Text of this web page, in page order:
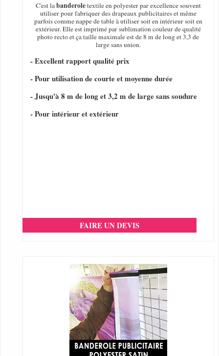
C'est labanderoletextile en polyester par excellence souvent
utiliser pour fabriquer des drapeaux publicitaires et même
parfois comme nappe de table à utiliser soit en intérieur soit en
extérieur. Elle est imprimé par sublimation couleur de qualité
photo recto et ça taille maximale est de 8 m de long et 3,3 de
large sans union.
- Excellent rapport qualité prix
- Pour utilisation de courte et moyenne durée
- Jusqu'à 8 m de long et 3,2 m de large sans soudure
- Pour intérieur et extérieur
FAIRE UN DEVIS